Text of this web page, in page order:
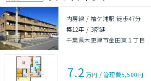
内房線 / 袖ケ浦駅 徒歩47分
築12年 / 3階建
千葉県木更津市金田東１丁目
7.2 万円 /管理費5,500円